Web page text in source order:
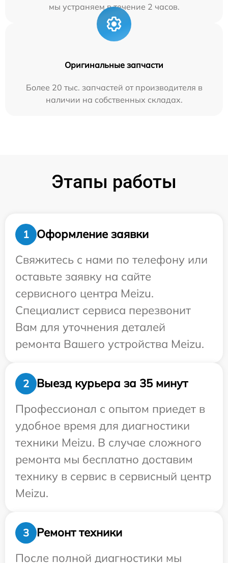
мы устраняем в течение 2 часов.
Оригинальные запчасти
Более 20 тыс. запчастей от производителя в
наличии на собственных складах.
Этапы работы
1
Оформление заявки
Свяжитесь с нами по телефону или
оставьте заявку на сайте
сервисного центра Meizu.
Специалист сервиса перезвонит
Вам для уточнения деталей
ремонта Вашего устройства Meizu.
2
Выезд курьера за 35 минут
Профессионал с опытом приедет в
удобное время для диагностики
техники Meizu. В случае сложного
ремонта мы бесплатно доставим
технику в сервис в сервисный центр
Meizu.
3
Ремонт техники
После полной диагностики мы